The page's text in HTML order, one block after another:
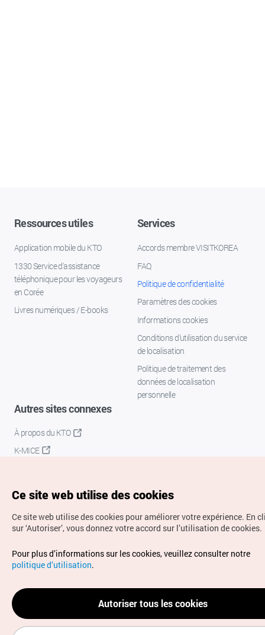
Ressources utiles
Application mobile du KTO
1330 Service d'assistance
téléphonique pour les voyageurs
en Corée
Livres numériques / E-books
Services
Accords membre VISITKOREA
FAQ
Politique de confidentialité
Paramètres des cookies
Informations cookies
Conditions d’utilisation du service
de localisation
Politique de traitement des
données de localisation
personnelle
Autres sites connexes
À propos du KTO
K-MICE
Droits d’auteur (c) Office National du Tourisme en Corée.
Tous droits réservés.
Pour les rapports d'erreurs et demandes de renseignements,
adressez vos demandes à
info.ontc@gmail.com
Ce site web utilise des cookies
Ce site web utilise des cookies pour améliorer votre expérience. En
sur ‘Autoriser’, vous donnez votre accord sur l’utilisation de cookies.
Pour plus d’informations sur les cookies, veuillez consulter notre
politique d’utilisation.
Autoriser tous les cookies